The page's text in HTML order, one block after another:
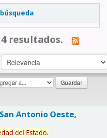
resultados.
Antonio Oeste,
del Estado.